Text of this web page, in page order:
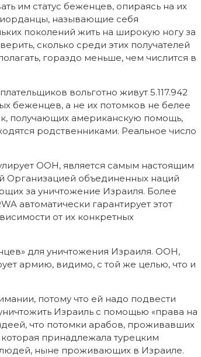
им статус беженцев, опираясь на их
называющие себя
поколений жить на широкую ногу за
сколько среди этих получателей
гораздо меньше, чем числится в
вольготно живут 5.117.942
беженцев, а не их потомков не белее
получающих американскую помощь,
родственниками. Реальное число
ООН, является самым настоящим
Организацией объединенных наций
за уничтожение Израиля. Более
автоматически гарантирует этот
от их конкретных
для уничтожения Израиля. ООН,
армию, видимо, с той же целью, что и
потому что ей надо подвести
Израиль с помощью «права на
что потомки арабов, проживавших
принадлежала турецким
ныне проживающих в Израиле.